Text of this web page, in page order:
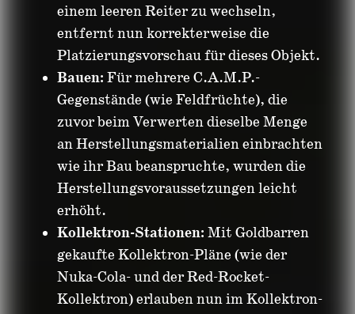
einem leeren Reiter zu wechseln,
entfernt nun korrekterweise die
Platzierungsvorschau für dieses Objekt.
Bauen: Für mehrere C.A.M.P.-
Gegenstände (wie Feldfrüchte), die
zuvor beim Verwerten dieselbe Menge
an Herstellungsmaterialien einbrachten
wie ihr Bau beanspruchte, wurden die
Herstellungsvoraussetzungen leicht
erhöht.
Kollektron-Stationen: Mit Goldbarren
gekaufte Kollektron-Pläne (wie der
Nuka-Cola- und der Red-Rocket-
Kollektron) erlauben nun im Kollektron-